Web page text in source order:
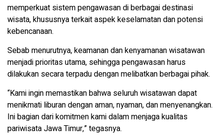
memperkuat sistem pengawasan di berbagai destinasi
wisata, khususnya terkait aspek keselamatan dan potensi
kebencanaan.
Sebab menurutnya, keamanan dan kenyamanan wisatawan
menjadi prioritas utama, sehingga pengawasan harus
dilakukan secara terpadu dengan melibatkan berbagai pihak.
“Kami ingin memastikan bahwa seluruh wisatawan dapat
menikmati liburan dengan aman, nyaman, dan menyenangkan.
Ini bagian dari komitmen kami dalam menjaga kualitas
pariwisata Jawa Timur,” tegasnya.